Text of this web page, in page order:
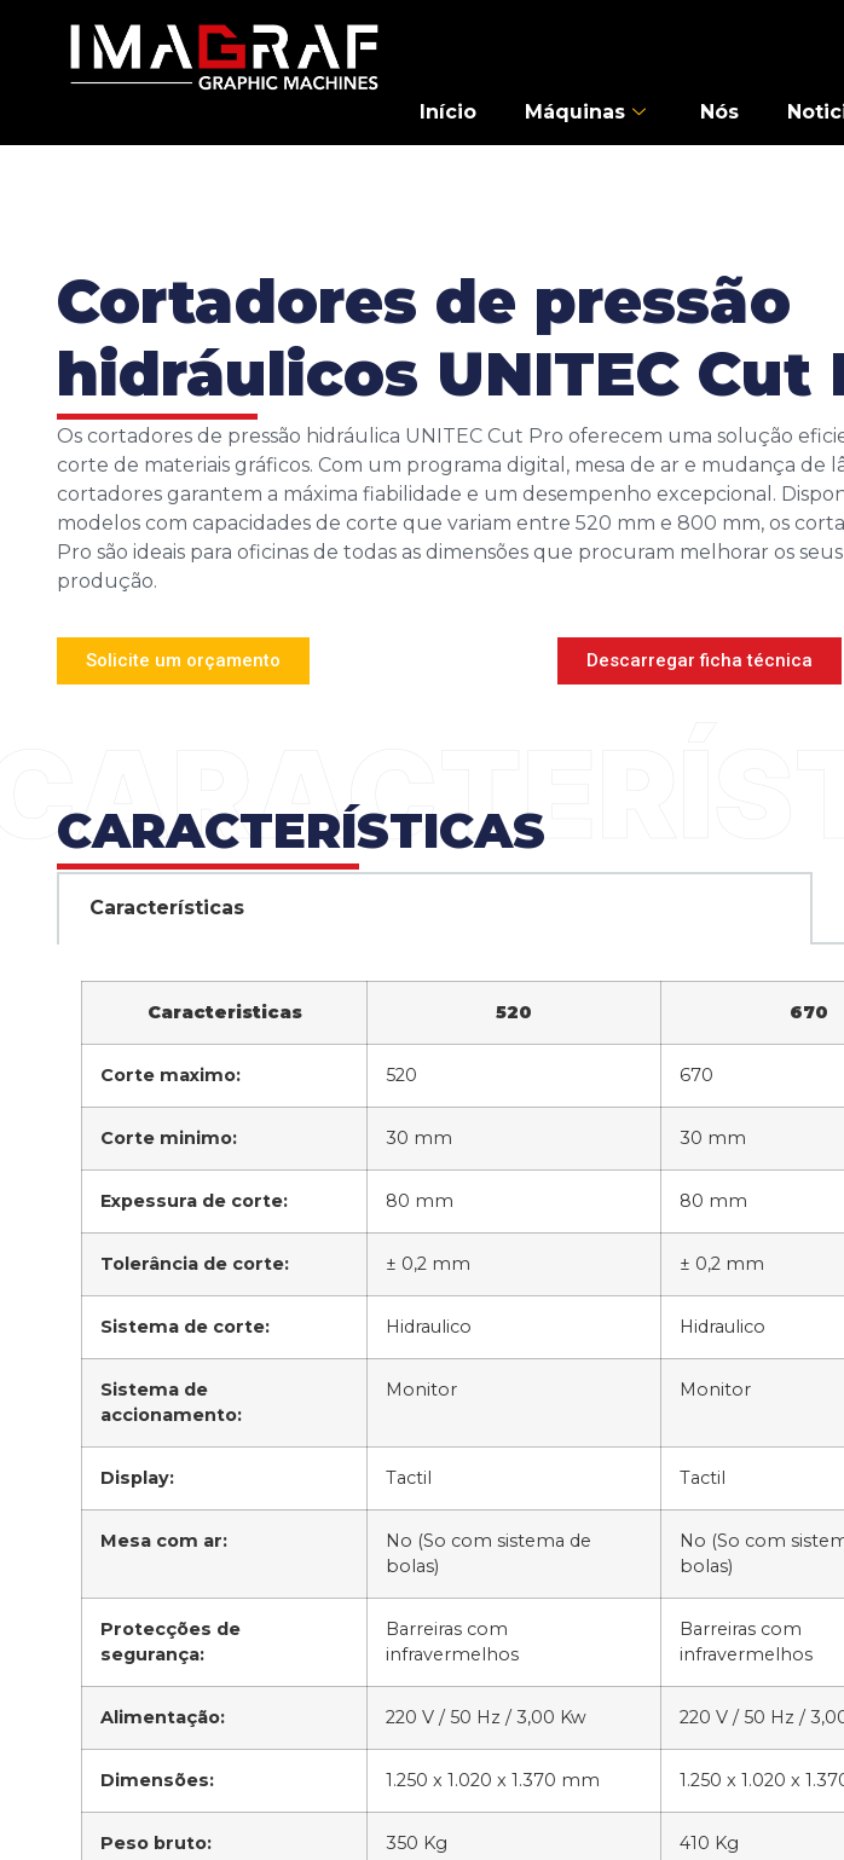
Início Máquinas Nós
Cortadores de pressão
hidráulicos UNITEC Cut
Os cortadores de pressão hidráulica UNITEC Cut Pro oferecem uma solução
corte de materiais gráficos. Com um programa digital, mesa de ar e mudança de
cortadores garantem a máxima fiabilidade e um desempenho excepcional.
modelos com capacidades de corte que variam entre 520 mm e 800 mm, os
Pro são ideais para oficinas de todas as dimensões que procuram melhorar os
produção.
Solicite um orçamento Descarregar ficha técnica
CARACTERÍSTICAS
Características
Caracteristicas 520 670
Corte maximo: 520 670
Corte minimo: 30 mm 30 mm
Expessura de corte: 80 mm 80 mm
Tolerância de corte: ± 0,2 mm ± 0,2 mm
Sistema de corte: Hidraulico Hidraulico
Sistema de
accionamento:
Monitor Monitor
Display: Tactil Tactil
Mesa com ar:
No (So com sistema de
bolas)
No (So com
bolas)
Protecções de
segurança:
Barreiras com
infravermelhos
Barreiras com
infravermelhos
Alimentação: 220 V / 50 Hz / 3,00 Kw 220 V / 50 Hz /
Dimensões: 1.250 x 1.020 x 1.370 mm 1.250 x 1.020 x
Peso bruto: 350 Kg 410 Kg